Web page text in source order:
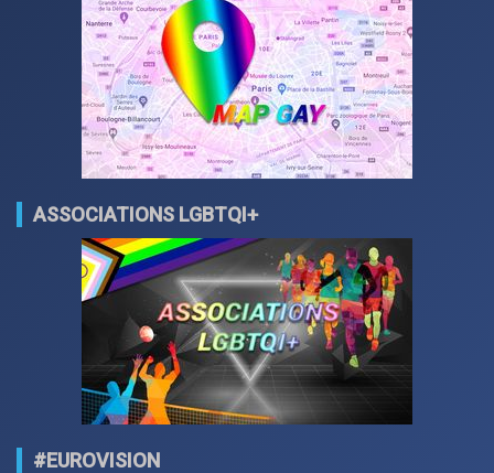
ASSOCIATIONS LGBTQI+
#EUROVISION